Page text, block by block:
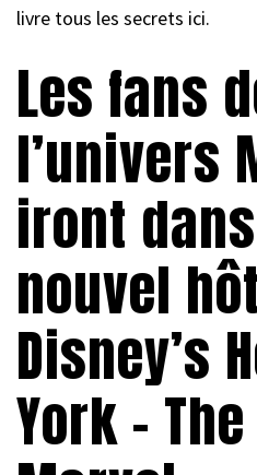
livre tous les secrets ici.
Les fans
l’univers
iront
nouvel
Disney’s
York –